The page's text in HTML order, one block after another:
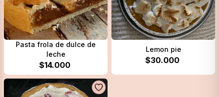
Pasta frola de dulce de
leche
$14.000
Lemon pie
$30.000